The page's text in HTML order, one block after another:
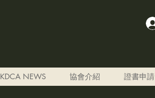
KDCA NEWS 協會介紹 證書申請